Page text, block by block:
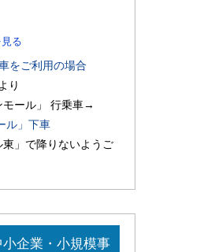
る
をご利用の場合
り
モール」 行乗車→
ル」下車
」で降りないようご
小企業・小規模事